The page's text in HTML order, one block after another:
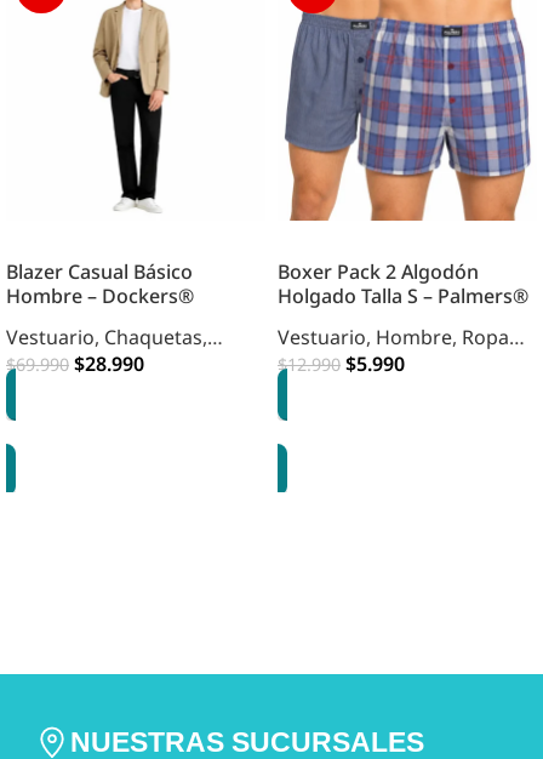
Blazer Casual Básico
Hombre – Dockers®
Vestuario, Chaquetas,
Hombre
$69.990 $28.990
Boxer Pack 2 Algodón
Holgado Talla S – Palmers®
Vestuario, Hombre, Ropa
Interior
$12.990 $5.990
NUESTRAS SUCURSALES